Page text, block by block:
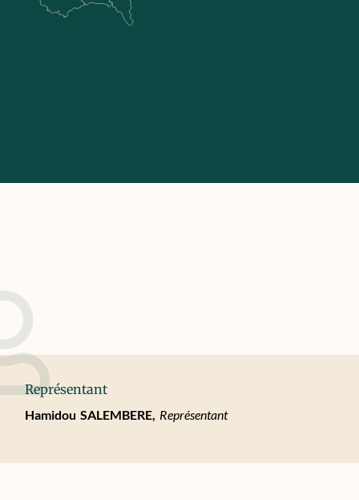
Représentant
Hamidou SALEMBERE, Représentant